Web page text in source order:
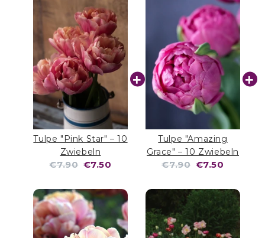
Tulpe "Pink Star" – 10
Zwiebeln
Original
€7.90 Current
€7.50
Tulpe "Amazing
Grace" – 10 Zwiebeln
Original
€7.90 Current
€7.50